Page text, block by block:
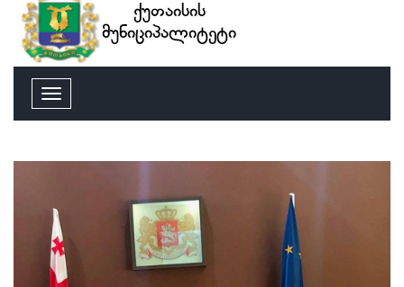
ქუთაისის
მუნიციპალიტეტი